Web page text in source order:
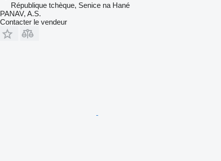
République tchèque, Senice na Hané
PANAV, A.S.
Contacter le vendeur